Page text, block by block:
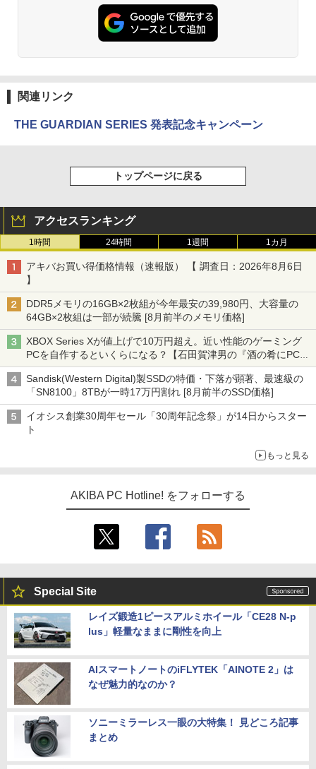
関連リンク
THE GUARDIAN SERIES 発表記念キャンペーン
トップページに戻る
アクセスランキング
1時間 24時間 1週間 1カ月
アキバお買い得価格情報（速報版） 【 調査日：2026年8月6日
】
DDR5メモリの16GB×2枚組が今年最安の39,980円、大容量の
64GB×2枚組は一部が続騰 [8月前半のメモリ価格]
XBOX Series Xが値上げで10万円超え。近い性能のゲーミング
PCを自作するといくらになる？【石田賀津男の『酒の肴にPCゲ
ーム』】
Sandisk(Western Digital)製SSDの特価・下落が顕著、最速級の
「SN8100」8TBが一時17万円割れ [8月前半のSSD価格]
イオシス創業30周年セール「30周年記念祭」が14日からスター
ト
もっと見る
AKIBA PC Hotline! をフォローする
Special Site
レイズ鍛造1ピースアルミホイール「CE28 N-p
lus」軽量なままに剛性を向上
AIスマートノートのiFLYTEK「AINOTE 2」は
なぜ魅力的なのか？
ソニーミラーレス一眼の大特集！ 見どころ記事
まとめ